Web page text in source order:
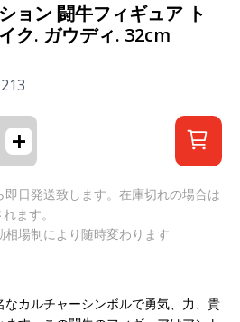
ョン 闘牛フィギュア ト
ク. ガウディ. 32cm
+
日発送致します。在庫切れの場合は
ます。
場制により随時変わります
なカルチャーシンボルで勇気、力、貴